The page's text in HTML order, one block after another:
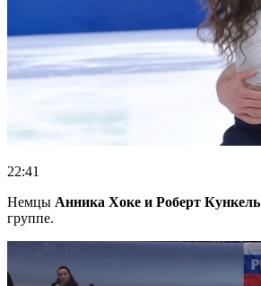
22:41
Немцы Анника Хоке и Роберт Кункель
группе.